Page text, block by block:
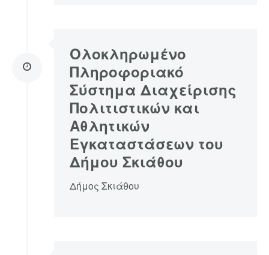
Ολοκληρωμένο
Πληροφοριακό
Σύστημα Διαχείρισης
Πολιτιστικών και
Αθλητικών
Εγκαταστάσεων του
Δήμου Σκιάθου
Δήμος Σκιάθου